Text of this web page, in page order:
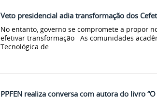
Veto presidencial adia transformação dos
No entanto, governo se compromete a propor
efetivar transformação As comunidades
Tecnológica de...
PPFEN realiza conversa com autora do livro “O